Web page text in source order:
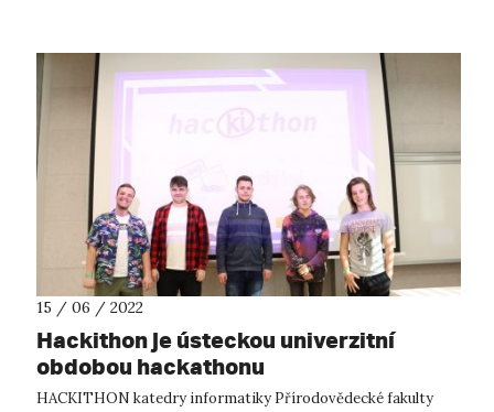
15 / 06 / 2022
Hackithon je ústeckou univerzitní
obdobou hackathonu
HACKITHON katedry informatiky Přírodovědecké fakulty